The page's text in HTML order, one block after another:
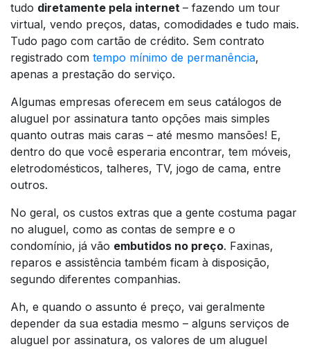
tudo diretamente pela internet – fazendo um tour
virtual, vendo preços, datas, comodidades e tudo mais.
Tudo pago com cartão de crédito. Sem contrato
registrado com tempo mínimo de permanência,
apenas a prestação do serviço.
Algumas empresas oferecem em seus catálogos de
aluguel por assinatura tanto opções mais simples
quanto outras mais caras – até mesmo mansões! E,
dentro do que você esperaria encontrar, tem móveis,
eletrodomésticos, talheres, TV, jogo de cama, entre
outros.
No geral, os custos extras que a gente costuma pagar
no aluguel, como as contas de sempre e o
condomínio, já vão embutidos no preço. Faxinas,
reparos e assistência também ficam à disposição,
segundo diferentes companhias.
Ah, e quando o assunto é preço, vai geralmente
depender da sua estadia mesmo – alguns serviços de
aluguel por assinatura, os valores de um aluguel